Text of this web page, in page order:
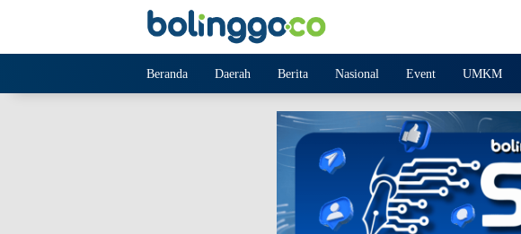
Beranda Daerah Berita Nasional Event UMKM